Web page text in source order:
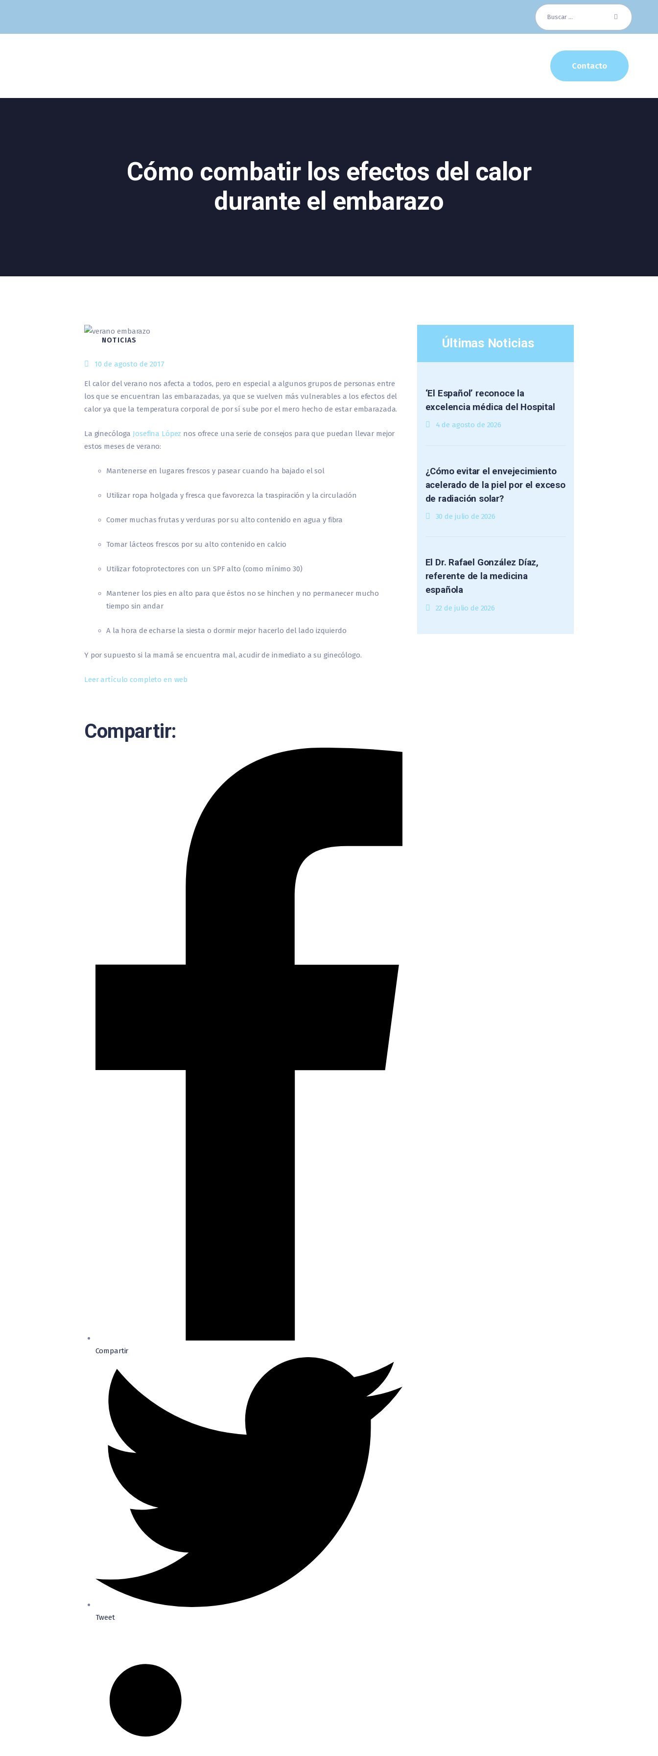
Buscar:
Contacto
Cómo combatir los efectos del calor
durante el embarazo
Especialidades
Noticias
NOTICIAS
10 de agosto de 2017
El calor del verano nos afecta a todos, pero en especial a algunos grupos de personas entre
los que se encuentran las embarazadas, ya que se vuelven más vulnerables a los efectos del
calor ya que la temperatura corporal de por sí sube por el mero hecho de estar embarazada.
La ginecóloga Josefina López nos ofrece una serie de consejos para que puedan llevar mejor
estos meses de verano:
Mantenerse en lugares frescos y pasear cuando ha bajado el sol
Utilizar ropa holgada y fresca que favorezca la traspiración y la circulación
Comer muchas frutas y verduras por su alto contenido en agua y fibra
Tomar lácteos frescos por su alto contenido en calcio
Utilizar fotoprotectores con un SPF alto (como mínimo 30)
Mantener los pies en alto para que éstos no se hinchen y no permanecer mucho
tiempo sin andar
A la hora de echarse la siesta o dormir mejor hacerlo del lado izquierdo
Y por supuesto si la mamá se encuentra mal, acudir de inmediato a su ginecólogo.
Leer artículo completo en web
Compartir:
Compartir
Tweet
Últimas Noticias
‘El Español’ reconoce la
excelencia médica del Hospital
4 de agosto de 2026
¿Cómo evitar el envejecimiento
acelerado de la piel por el exceso
de radiación solar?
30 de julio de 2026
El Dr. Rafael González Díaz,
referente de la medicina
española
22 de julio de 2026